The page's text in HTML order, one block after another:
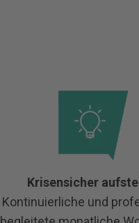
Krisensicher
Kontinuierliche und